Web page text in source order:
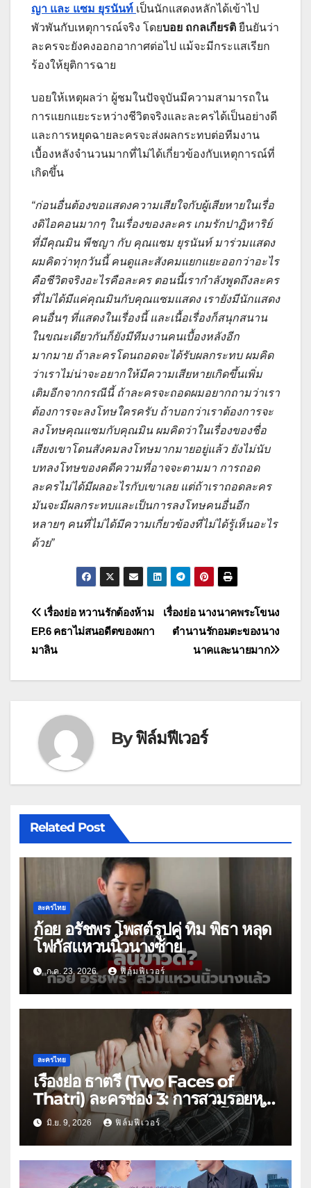
ญา และ แซม ยุรนันท์ เป็นนักแสดงหลักได้เข้าไป
พัวพันกับเหตุการณ์จริง โดยบอย ถกลเกียรติ ยืนยันว่า
ละครจะยังคงออกอากาศต่อไป แม้จะมีกระแสเรียก
ร้องให้ยุติการฉาย
บอยให้เหตุผลว่า ผู้ชมในปัจจุบันมีความสามารถใน
การแยกแยะระหว่างชีวิตจริงและละครได้เป็นอย่างดี
และการหยุดฉายละครจะส่งผลกระทบต่อทีมงาน
เบื้องหลังจำนวนมากที่ไม่ได้เกี่ยวข้องกับเหตุการณ์ที่
เกิดขึ้น
“ก่อนอื่นต้องขอแสดงความเสียใจกับผู้เสียหายในเรื่อ
งดิไอคอนมากๆ ในเรื่องของละคร เกมรักปาฏิหาริย์
ที่มีคุณมิน พีชญา กับ คุณแซม ยุรนันท์ มาร่วมแสดง
ผมคิดว่าทุกวันนี้ คนดูและสังคมแยกแยะออกว่าอะไร
คือชีวิตจริงอะไรคือละคร ตอนนี้เรากำลังพูดถึงละคร
ที่ไม่ได้มีแค่คุณมินกับคุณแซมแสดง เรายังมีนักแสดง
คนอื่นๆ ที่แสดงในเรื่องนี้ และเนื้อเรื่องก็สนุกสนาน
ในขณะเดียวกันก็ยังมีทีมงานคนเบื้องหลังอีก
มากมาย ถ้าละครโดนถอดจะได้รับผลกระทบ ผมคิด
ว่าเราไม่น่าจะอยากให้มีความเสียหายเกิดขึ้นเพิ่ม
เติมอีกจากกรณีนี้ ถ้าละครจะถอดผมอยากถามว่าเรา
ต้องการจะลงโทษใครครับ ถ้าบอกว่าเราต้องการจะ
ลงโทษคุณแซมกับคุณมิน ผมคิดว่าในเรื่องของชื่อ
เสียงเขาโดนสังคมลงโทษมากมายอยู่แล้ว ยังไม่นับ
บทลงโทษของคดีความที่อาจจะตามมา การถอด
ละครไม่ได้มีผลอะไรกับเขาเลย แต่ถ้าเราถอดละคร
มันจะมีผลกระทบและเป็นการลงโทษคนอื่นอีก
หลายๆ คนที่ไม่ได้มีความเกี่ยวข้องที่ไม่ได้รู้เห็นอะไร
ด้วย”
แนะแนว
เรื่อง
เรื่องย่อ นางนาคพระโขนง
ตำนานรักอมตะของนาง
นาคและนายมาก
เรื่องย่อ หวานรักต้องห้าม
EP.6 คธาไม่สนอดีตของผกา
มาลิน
Byฟิล์มฟีเวอร์
Related Post
ละครไทย
ก้อย อรัชพร โพสต์รูปคู่ ทิม พิธา หลุด
โฟกัสแหวนนิ้วนางซ้าย
ก.ค. 23, 2026 ฟิล์มฟีเวอร์
ละครไทย
เรื่องย่อ ธาตรี (Two Faces of
Thatri) ละครช่อง 3: การสวมรอยหนี
ตายสู่มรดกเลือด ยุคสงครามโลกครั้ง
ที่ 2
มิ.ย. 9, 2026 ฟิล์มฟีเวอร์